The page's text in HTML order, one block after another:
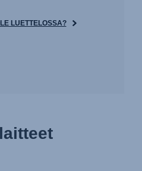
LUETTELOSSA?